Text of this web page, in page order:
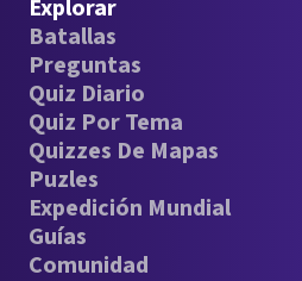
Explorar
Batallas
Preguntas
Quiz Diario
Quiz Por Tema
Quizzes De Mapas
Puzles
Expedición Mundial
Guías
Comunidad